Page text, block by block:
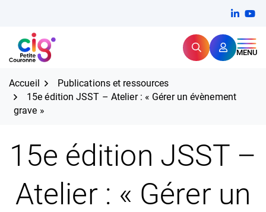
contenu
CIG Petite Couronne RechercherMENU
Expertise et proximité pour
Accueil
Publications et ressources
15e édition JSST – Atelier : « Gérer un évènement
grave »
15e édition JSST –
Atelier : « Gérer un